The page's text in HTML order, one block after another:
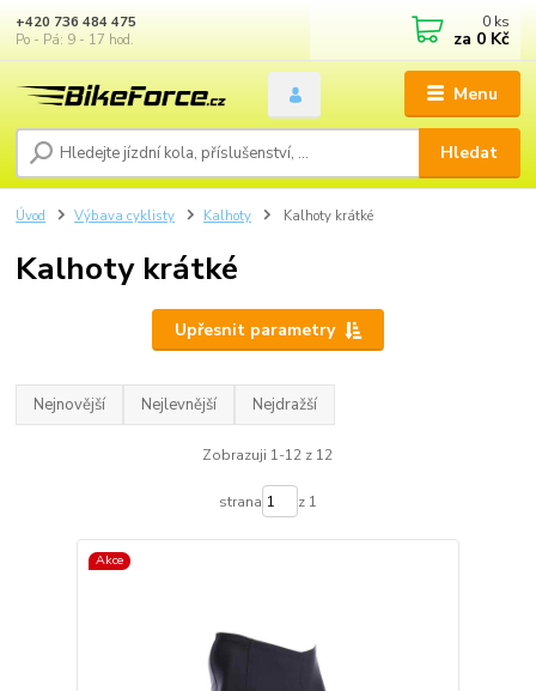
Menu
Hledat
+420 736 484 475
Po - Pá: 9 - 17 hod.
0 ks
za 0 Kč
Úvod Výbava cyklisty Kalhoty Kalhoty krátké
Kalhoty krátké
Upřesnit parametry
Nejnovější Nejlevnější Nejdražší
Zobrazuji 1-12 z 12
strana z 1
Akce